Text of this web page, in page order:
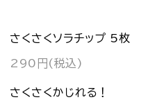
さくさくソラチップ 5枚
290円(税込)
さくさくかじれる！